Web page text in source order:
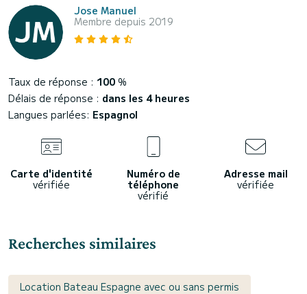
Jose Manuel
Membre depuis 2019
Taux de réponse : 100 %
Délais de réponse : dans les 4 heures
Langues parlées: Espagnol
Carte d'identité
vérifiée
Numéro de
téléphone
vérifié
Adresse mail
vérifiée
Recherches similaires
Location Bateau Espagne avec ou sans permis